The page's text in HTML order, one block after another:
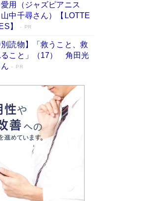
に…」高嶋政伸が明かし
る役”への葛藤 インティマ
ーに支えられたNHK『大奥』
用（ジャズピアニス
中千尋さん）【LOTTE
】
PR
別読物】「救うこと、救
ること」（17） 角田光
PR